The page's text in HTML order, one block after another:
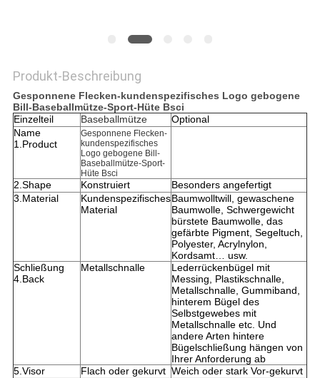
Produkt-Beschreibung
Gesponnene Flecken-kundenspezifisches Logo gebogene
Bill-Baseballmütze-Sport-Hüte Bsci
Einzelteil
Baseballmütze
Optional
Name
1.Product
Gesponnene Flecken-
kundenspezifisches
Logo gebogene Bill-
Baseballmütze-Sport-
Hüte Bsci
2.Shape Konstruiert
Besonders angefertigt
3.Material
Kundenspezifisches
Material
Baumwolltwill, gewaschene
Baumwolle, Schwergewicht
bürstete Baumwolle, das
gefärbte Pigment, Segeltuch,
Polyester, Acrylnylon,
Kordsamt… usw.
Schließung
4.Back
Metallschnalle
Lederrückenbügel mit
Messing, Plastikschnalle,
Metallschnalle, Gummiband,
hinterem Bügel des
Selbstgewebes mit
Metallschnalle etc. Und
andere Arten hintere
Bügelschließung hängen von
Ihrer Anforderung ab
5.Visor
Flach oder gekurvt Weich oder stark Vor-gekurvt